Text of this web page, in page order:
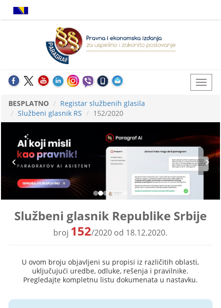
BESPLATNO
Registar službenih glasila
Službeni glasnik RS
152/2020
Službeni glasnik Republike Srbije
broj 152/2020 od 18.12.2020.
U ovom broju objavljeni su propisi iz različitih oblasti,
uključujući uredbe, odluke, rešenja i pravilnike.
Pregledajte kompletnu listu dokumenata u nastavku.